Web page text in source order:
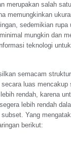
merupakan salah
memungkinkan
sedemikian rupa
mungkin dan
teknologi
semacam
luas mencakup
rendah, karena
lebih rendah
Yang
berikut: